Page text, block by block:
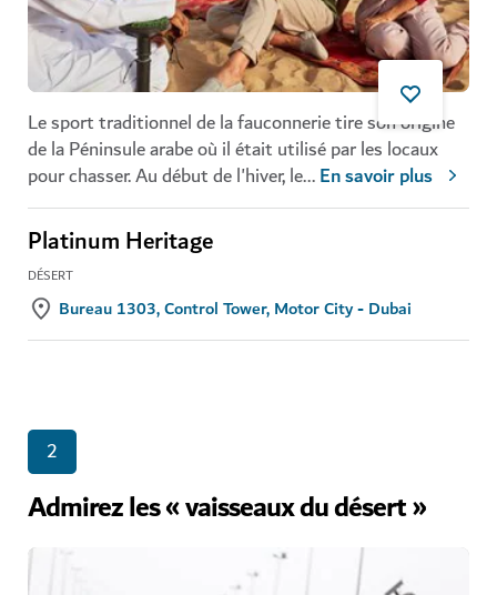
Le sport traditionnel de la fauconnerie tire son origine
de la Péninsule arabe où il était utilisé par les locaux
pour chasser. Au début de l'hiver, le...En savoir plus
Platinum Heritage
DÉSERT
Bureau 1303, Control Tower, Motor City - Dubai
2
Admirez les « vaisseaux du désert »